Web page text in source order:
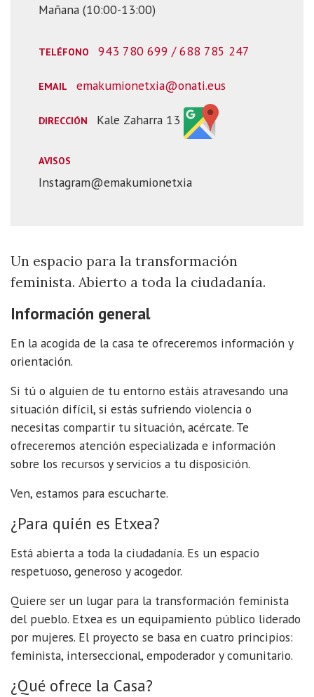
Mañana (10:00-13:00)
TELÉFONO 943 780 699 / 688 785 247
EMAIL emakumionetxia@onati.eus
DIRECCIÓN Kale Zaharra 13
AVISOS
Instagram@emakumionetxia
Un espacio para la transformación
feminista. Abierto a toda la ciudadanía.
Información general
En la acogida de la casa te ofreceremos información y
orientación.
Si tú o alguien de tu entorno estáis atravesando una
situación difícil, si estás sufriendo violencia o
necesitas compartir tu situación, acércate. Te
ofreceremos atención especializada e información
sobre los recursos y servicios a tu disposición.
Ven, estamos para escucharte.
¿Para quién es Etxea?
Está abierta a toda la ciudadanía. Es un espacio
respetuoso, generoso y acogedor.
Quiere ser un lugar para la transformación feminista
del pueblo. Etxea es un equipamiento público liderado
por mujeres. El proyecto se basa en cuatro principios:
feminista, interseccional, empoderador y comunitario.
¿Qué ofrece la Casa?